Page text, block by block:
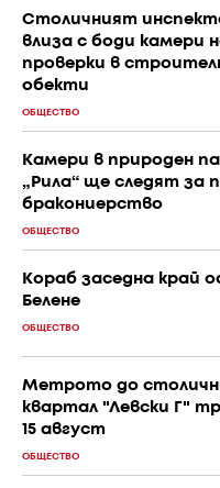
Столичният
влиза с боди камери
проверки в
обекти
ОБЩЕСТВО
Камери в природен
„Рила“ ще следят за
бракониерство
ОБЩЕСТВО
Кораб заседна край
Белене
ОБЩЕСТВО
Метрото до
квартал "Левски Г"
15 август
ОБЩЕСТВО